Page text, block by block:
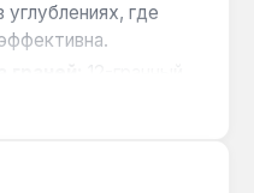
где
больший угол